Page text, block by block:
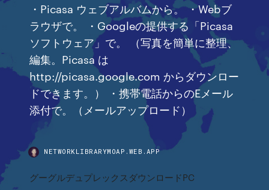
・Picasa ウェブアルバムから。 ・Webブ
ラウザで。 ・Googleの提供する「Picasa
ソフトウェア」で。 （写真を簡単に整理、
編集。Picasa は
http://picasa.google.com からダウンロー
ドできます。） ・携帯電話からのEメール
添付で。（メールアップロード）
NETWORKLIBRARYMOAP.WEB.APP
グーグルデュプレックスダウンロードPC